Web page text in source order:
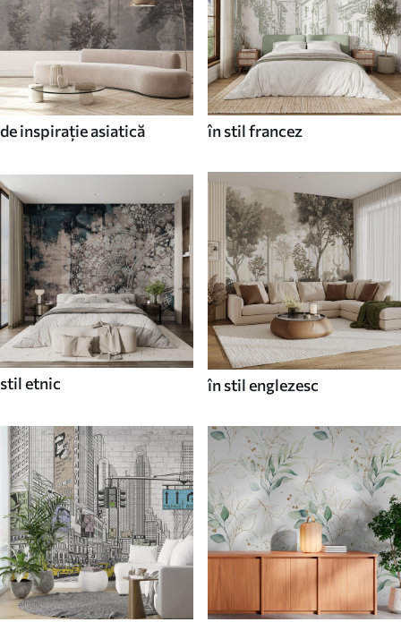
de inspirație asiatică în stil francez
stil etnic în stil englezesc